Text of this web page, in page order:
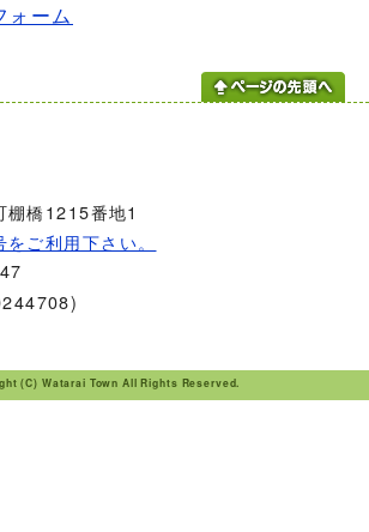
ォーム
棚橋1215番地1
ご利用下さい。
(C) Watarai Town All Rights Reserved.